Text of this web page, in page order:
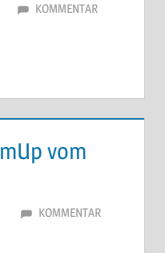
KOMMENTAR
vom
KOMMENTAR